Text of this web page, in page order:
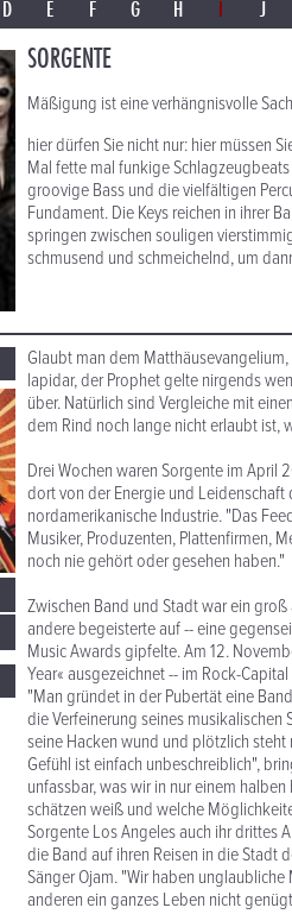
D E F G H I J
SORGENTE
Mäßigung ist eine verhängnisvolle
hier dürfen Sie nicht nur: hier müssen
Mal fette mal funkige
groovige Bass und die vielfältigen
Fundament. Die Keys reichen in ihrer
springen zwischen souligen
schmusend und schmeichelnd, um
Glaubt man dem
lapidar, der Prophet gelte nirgends
über. Natürlich sind Vergleiche mit
dem Rind noch lange nicht erlaubt ist,
Drei Wochen waren Sorgente im April
dort von der Energie und
nordamerikanische Industrie. "Das
Musiker, Produzenten, Plattenfirmen,
noch nie gehört oder gesehen haben."
Zwischen Band und Stadt war ein
andere begeisterte auf -- eine
Music Awards gipfelte. Am 12.
Year« ausgezeichnet -- im Rock-
"Man gründet in der Pubertät eine
die Verfeinerung seines
seine Hacken wund und plötzlich
Gefühl ist einfach unbeschreiblich",
unfassbar, was wir in nur einem
schätzen weiß und welche
Sorgente Los Angeles auch ihr drittes
die Band auf ihren Reisen in die Stadt
Sänger Ojam. "Wir haben
anderen ein ganzes Leben nicht